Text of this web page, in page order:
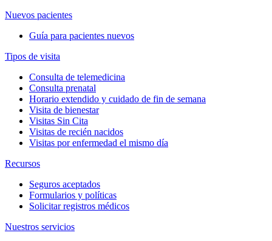
Nuevos pacientes
Guía para pacientes nuevos
Tipos de visita
Consulta de telemedicina
Consulta prenatal
Horario extendido y cuidado de fin de semana
Visita de bienestar
Visitas Sin Cita
Visitas de recién nacidos
Visitas por enfermedad el mismo día
Recursos
Seguros aceptados
Formularios y políticas
Solicitar registros médicos
Nuestros servicios